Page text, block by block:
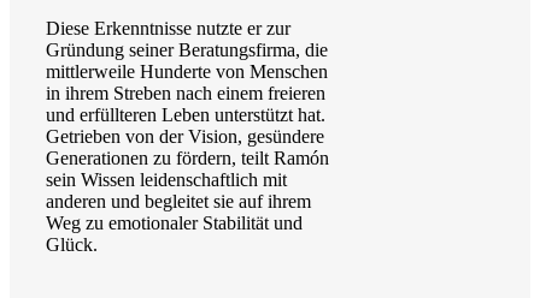
Diese Erkenntnisse nutzte er zur
Gründung seiner Beratungsfirma, die
mittlerweile Hunderte von Menschen
in ihrem Streben nach einem freieren
und erfüllteren Leben unterstützt hat.
Getrieben von der Vision, gesündere
Generationen zu fördern, teilt Ramón
sein Wissen leidenschaftlich mit
anderen und begleitet sie auf ihrem
Weg zu emotionaler Stabilität und
Glück.